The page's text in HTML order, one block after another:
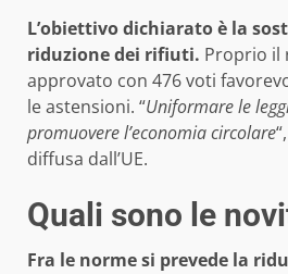
L’obiettivo dichiarato è la
riduzione dei rifiuti. Proprio il
approvato con 476 voti
le astensioni. “Uniformare le
promuovere l’economia circolare
diffusa dall’UE.
Quali sono le
Fra le norme si prevede la